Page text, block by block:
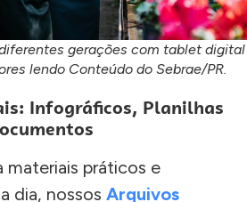
gerações com tablet digital
lendo Conteúdo do Sebrae/PR.
Infográficos, Planilhas
materiais práticos e
dia, nossos Arquivos